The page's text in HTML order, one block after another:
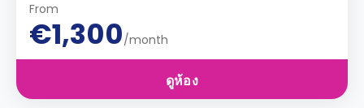
From
€1,300/month
ดูห้อง